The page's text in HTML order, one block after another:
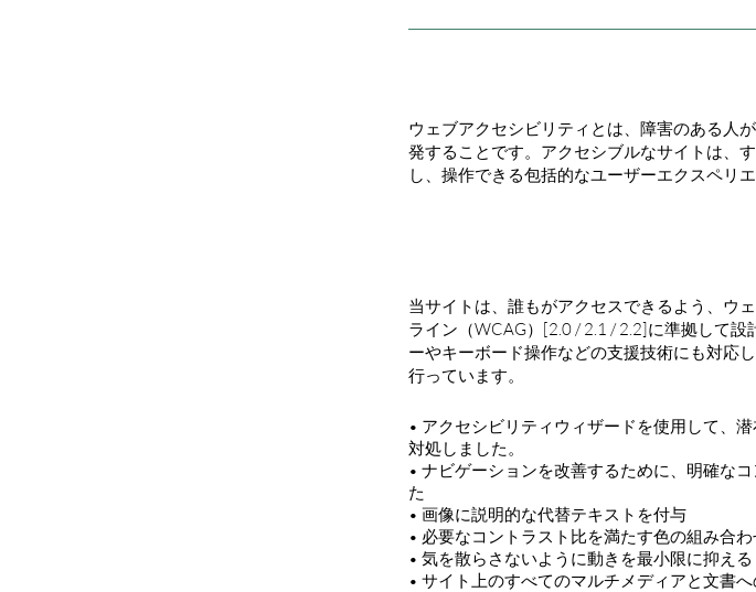
ウェブアクセシビリティとは、障害のある人
発することです。アクセシブルなサイトは、
し、操作できる包括的なユーザーエクスペリ
当サイトは、誰もがアクセスできるよう、ウ
ライン（WCAG）[2.0 / 2.1 / 2.2]に準拠して
ーやキーボード操作などの支援技術にも対応
行っています。
• アクセシビリティウィザードを使用して、
対処しました。
• ナビゲーションを改善するために、明確な
た
• 画像に説明的な代替テキストを付与
• 必要なコントラスト比を満たす色の組み合
• 気を散らさないように動きを最小限に抑える
• サイト上のすべてのマルチメディアと文書